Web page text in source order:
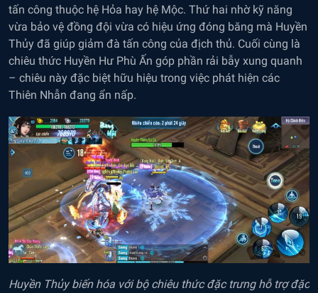
tấn công thuộc hệ Hỏa hay hệ Mộc. Thứ hai nhờ kỹ năng
vừa bảo vệ đồng đội vừa có hiệu ứng đóng băng mà Huyền
Thủy đã giúp giảm đà tấn công của địch thủ. Cuối cùng là
chiêu thức Huyền Hư Phù Ấn góp phần rải bẫy xung quanh
– chiêu này đặc biệt hữu hiệu trong việc phát hiện các
Thiên Nhẫn đang ẩn nấp.
Huyền Thủy biến hóa với bộ chiêu thức đặc trưng hỗ trợ đặc